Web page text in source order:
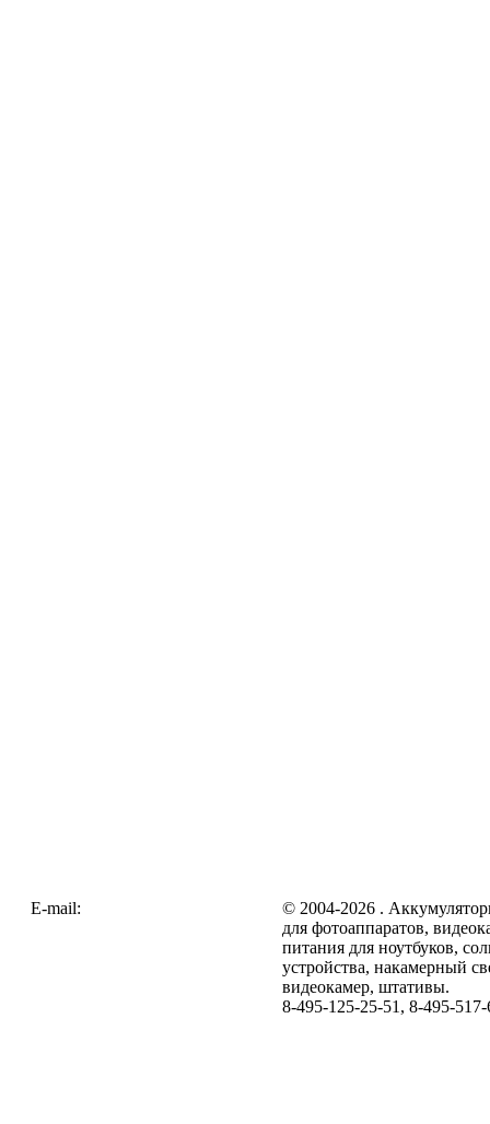
E-mail:
© 2004-2026 .
для фотоаппаратов,
питания для ноутбуков,
устройства, накамерный
видеокамер, штативы.
8-495-125-25-51, 8-495-